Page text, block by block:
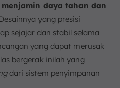
daya tahan dan
yang presisi
sejajar dan stabil selama
yang dapat merusak
bergerak inilah yang
dari sistem penyimpanan